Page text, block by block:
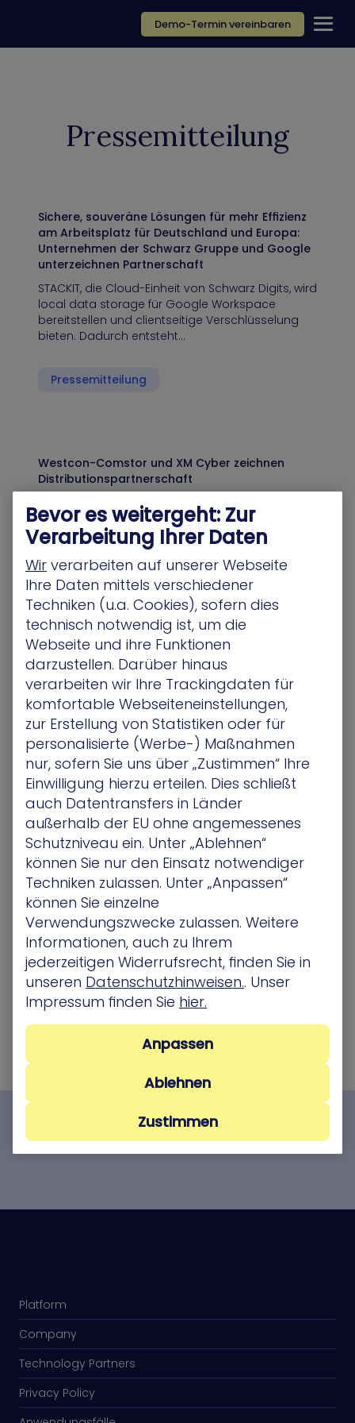
Demo-Termin vereinbaren
Pressemitteilung
Sichere, souveräne Lösungen für mehr Effizienz
am Arbeitsplatz für Deutschland und Europa:
Unternehmen der Schwarz Gruppe und Google
unterzeichnen Partnerschaft
STACKIT, die Cloud-Einheit von Schwarz Digits, wird
local data storage für Google Workspace
bereitstellen und clientseitige Verschlüsselung
bieten. Dadurch entsteht…
Pressemitteilung
Westcon-Comstor und XM Cyber zeichnen
Distributionspartnerschaft
Neue Vereinbarung erschließt Channelpartnern
den Zugang zu den Continuous-Threat-
Exposure-Management-Lösungen von XM Cyber
Paderborn, München – 2. Juli 2024 Westcon-
Comstor
(https://www.westconcomstor.com/de/de.html),
…
Pressemitteilung
Gartner®-Bericht: Strategische Roadmap für
das Management von Bedrohungsrisiken 2024
Unternehmen sind mit unterschiedlichen und
sich fortlaufend ändernden Risiken
konfrontiert. Diesen effektiv zu begegnen,
erfordert ein hohes Maß an Anpassungsfähigkeit.
Das traditionelle…
Pressemitteilung
Demo anfordern
Platform
Company
Technology Partners
Privacy Policy
Bevor es weitergeht: Zur
Verarbeitung Ihrer Daten
Wir verarbeiten auf unserer Webseite
Ihre Daten mittels verschiedener
Techniken (u.a. Cookies), sofern dies
technisch notwendig ist, um die
Webseite und ihre Funktionen
darzustellen. Darüber hinaus
verarbeiten wir Ihre Trackingdaten für
komfortable Webseiteneinstellungen,
zur Erstellung von Statistiken oder für
personalisierte (Werbe-) Maßnahmen
nur, sofern Sie uns über „Zustimmen“ Ihre
Einwilligung hierzu erteilen. Dies schließt
auch Datentransfers in Länder
außerhalb der EU ohne angemessenes
Schutzniveau ein. Unter „Ablehnen“
können Sie nur den Einsatz notwendiger
Techniken zulassen. Unter „Anpassen“
können Sie einzelne
Verwendungszwecke zulassen. Weitere
Informationen, auch zu Ihrem
jederzeitigen Widerrufsrecht, finden Sie in
unseren Datenschutzhinweisen.. Unser
Impressum finden Sie hier.
Ablehnen
Zustimmen
Anpassen